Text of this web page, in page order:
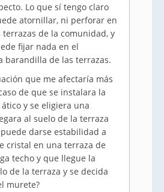
Lo que sí tengo claro
atornillar, ni perforar en
terrazas de la comunidad, y
fijar nada en el
barandilla de las terrazas.
que me afectaría más
de que se instalara la
y se eligiera una
al suelo de la terraza
darse estabilidad a
cristal en una terraza de
techo y que llegue la
de la terraza y se decida
murete?